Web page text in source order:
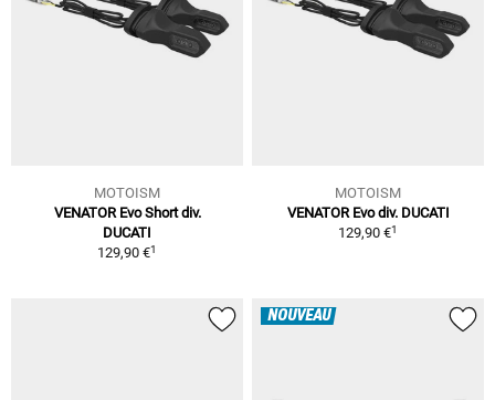
MOTOISM
VENATOR Evo Short div.
DUCATI
129,90 €1
MOTOISM
VENATOR Evo div. DUCATI
129,90 €1
NOUVEAU